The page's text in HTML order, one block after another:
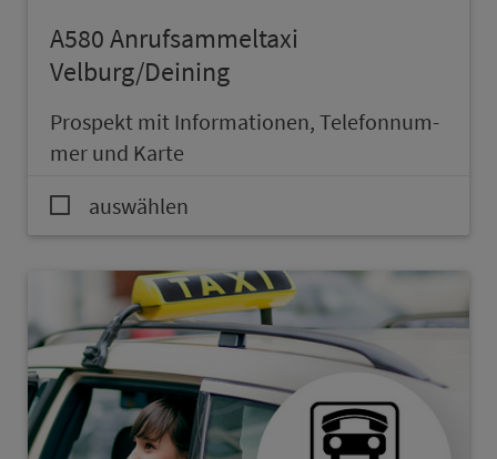
A580 An­ruf­sam­mel­taxi
Velburg/Deining
Prospekt mit In­for­ma­ti­onen, Te­le­fon­num­
mer und Karte
auswählen